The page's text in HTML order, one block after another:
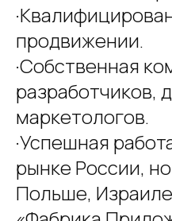
продвижении.
·Собственная
разработчиков,
маркетологов.
·Успешная
рынке России,
Польше,